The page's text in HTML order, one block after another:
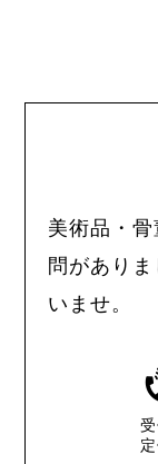
美術品・
問があり
いませ。